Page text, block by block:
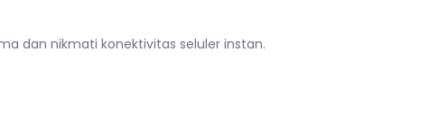
dan nikmati konektivitas seluler instan.